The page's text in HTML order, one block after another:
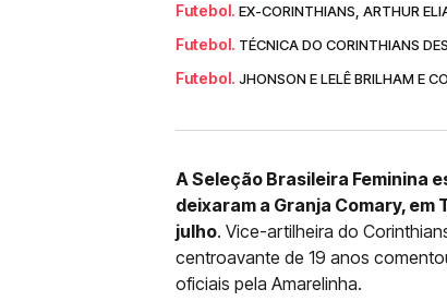
Futebol. EX-CORINTHIANS, ARTHUR
Futebol. TÉCNICA DO CORINTHIANS
Futebol. JHONSON E LELÊ BRILHAM E
A Seleção Brasileira Feminina
deixaram a Granja Comary,
julho. Vice-artilheira do
centroavante de 19 anos
oficiais pela Amarelinha.